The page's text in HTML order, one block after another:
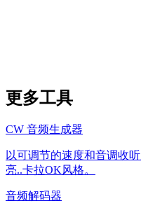
更多工具
CW 音频生成器
以可调节的速度和音调收
亮..卡拉OK风格。
音频解码器